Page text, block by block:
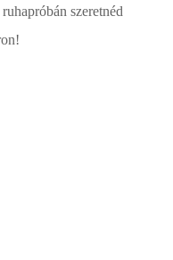
szeretnéd